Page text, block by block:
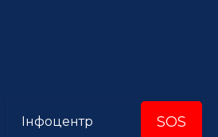
Інфоцентр SOS